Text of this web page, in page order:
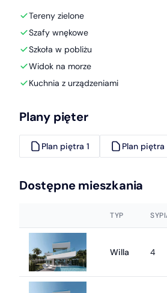
Tereny zielone
Szafy wnękowe
Szkoła w pobliżu
Widok na morze
Kuchnia z urządzeniami
Plany pięter
Plan piętra 1 Plan piętra
Dostępne mieszkania
TYP
Willa 4